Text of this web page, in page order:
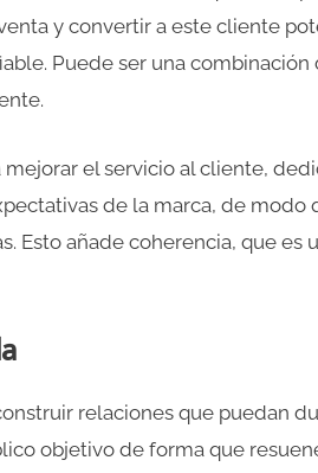
y convertir a este cliente
Puede ser una
mejorar el servicio al cliente,
de la marca, de modo
Esto añade coherencia, que es
relaciones que puedan
objetivo de forma que